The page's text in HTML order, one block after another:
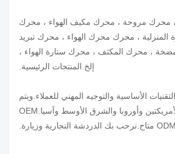
مروحة ، محرك مكيف الهواء ، محرك
، محرك محرك الهواء ، محرك تبريد
، محرك المكثف ، محرك ستارة الهواء ،
المنتجات الرئيسية .
الأساسية والتوجيه المهني للعملاء.ويتم
تصدير منتجاتنا إلى الأمريكتين وأوروبا والشرق الأوسط وآسيا.OEM